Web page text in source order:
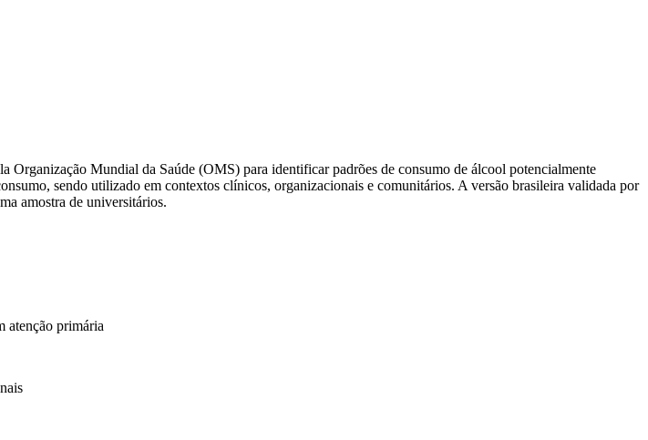
Organização Mundial da Saúde (OMS) para identificar padrões de consumo de álcool potencialmente
, sendo utilizado em contextos clínicos, organizacionais e comunitários. A versão brasileira validada por
amostra de universitários.
atenção primária